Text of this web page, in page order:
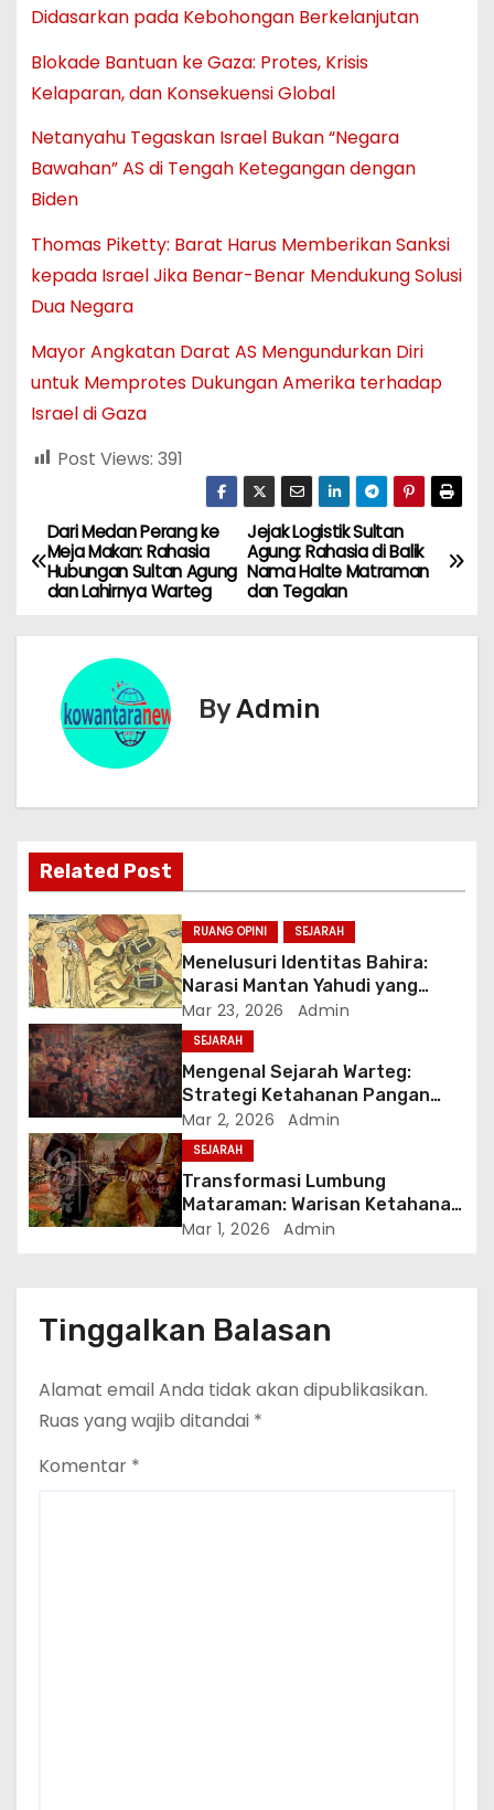
Didasarkan pada Kebohongan Berkelanjutan
Blokade Bantuan ke Gaza: Protes, Krisis
Kelaparan, dan Konsekuensi Global
Netanyahu Tegaskan Israel Bukan “Negara
Bawahan” AS di Tengah Ketegangan dengan
Biden
Thomas Piketty: Barat Harus Memberikan Sanksi
kepada Israel Jika Benar-Benar Mendukung Solusi
Dua Negara
Mayor Angkatan Darat AS Mengundurkan Diri
untuk Memprotes Dukungan Amerika terhadap
Israel di Gaza
Post Views: 391
N
a
v
p
o
s
Jejak Logistik Sultan
Agung: Rahasia di Balik
Nama Halte Matraman
dan Tegalan
Dari Medan Perang ke
Meja Makan: Rahasia
Hubungan Sultan Agung
dan Lahirnya Warteg
ByAdmin
Related Post
RUANG OPINI SEJARAH
Menelusuri Identitas Bahira:
Narasi Mantan Yahudi yang
Menjadi Rahib Kristen Nestorian
di Negeri Syam
Mar 23, 2026 Admin
SEJARAH
Mengenal Sejarah Warteg:
Strategi Ketahanan Pangan
Abad ke-17 yang Kini Jadi Ikon
Kuliner Merakyat
Mar 2, 2026 Admin
SEJARAH
Transformasi Lumbung
Mataraman: Warisan Ketahanan
Pangan Sultan Agung dalam
Mar 1, 2026 Admin
Tinggalkan Balasan
Alamat email Anda tidak akan dipublikasikan.
Ruas yang wajib ditandai *
Komentar *